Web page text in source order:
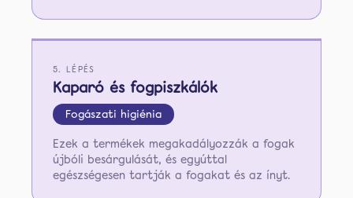
5. LÉPÉS
Kaparó és fogpiszkálók
Fogászati higiénia
Ezek a termékek megakadályozzák a fogak
újbóli besárgulását, és egyúttal
egészségesen tartják a fogakat és az ínyt.